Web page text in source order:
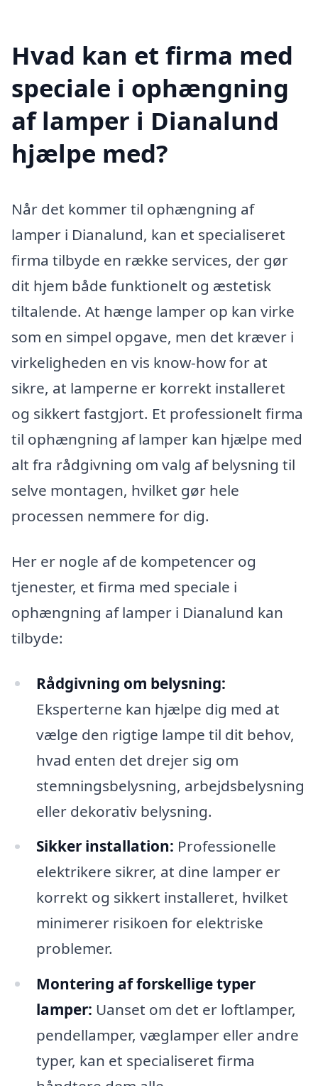
Hvad kan et firma med
speciale i ophængning
af lamper i Dianalund
hjælpe med?
Når det kommer til ophængning af
lamper i Dianalund, kan et specialiseret
firma tilbyde en række services, der gør
dit hjem både funktionelt og æstetisk
tiltalende. At hænge lamper op kan virke
som en simpel opgave, men det kræver i
virkeligheden en vis know-how for at
sikre, at lamperne er korrekt installeret
og sikkert fastgjort. Et professionelt firma
til ophængning af lamper kan hjælpe med
alt fra rådgivning om valg af belysning til
selve montagen, hvilket gør hele
processen nemmere for dig.
Her er nogle af de kompetencer og
tjenester, et firma med speciale i
ophængning af lamper i Dianalund kan
tilbyde:
Rådgivning om belysning:
Eksperterne kan hjælpe dig med at
vælge den rigtige lampe til dit behov,
hvad enten det drejer sig om
stemningsbelysning, arbejdsbelysning
eller dekorativ belysning.
Sikker installation: Professionelle
elektrikere sikrer, at dine lamper er
korrekt og sikkert installeret, hvilket
minimerer risikoen for elektriske
problemer.
Montering af forskellige typer
lamper: Uanset om det er loftlamper,
pendellamper, væglamper eller andre
typer, kan et specialiseret firma